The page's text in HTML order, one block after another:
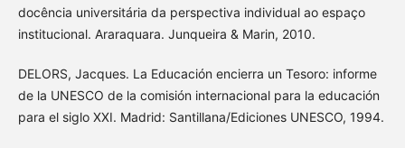
docência universitária da perspectiva individual ao espaço
institucional. Araraquara. Junqueira & Marin, 2010.
DELORS, Jacques. La Educación encierra un Tesoro: informe
de la UNESCO de la comisión internacional para la educación
para el siglo XXI. Madrid: Santillana/Ediciones UNESCO, 1994.